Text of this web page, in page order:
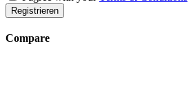
Registrieren
Compare